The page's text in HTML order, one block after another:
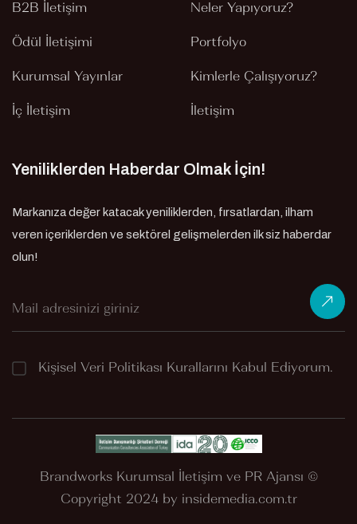
B2B İletişim
Ödül İletişimi
Kurumsal Yayınlar
İç İletişim
Neler Yapıyoruz?
Portfolyo
Kimlerle Çalışıyoruz?
İletişim
Yeniliklerden Haberdar Olmak İçin!
Markanıza değer katacak yeniliklerden, fırsatlardan, ilham
veren içeriklerden ve sektörel gelişmelerden ilk siz haberdar
olun!
Kişisel Veri Politikası Kurallarını Kabul Ediyorum.
Brandworks Kurumsal İletişim ve PR Ajansı ©
Copyright 2024 by insidemedia.com.tr